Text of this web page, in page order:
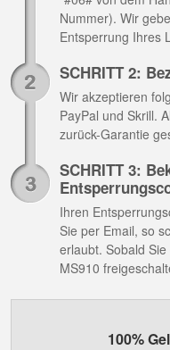
Nummer). Wir
Entsperrung Ihres
SCHRITT 2:
Wir akzeptieren
PayPal und Skrill.
zurück-Garantie
SCHRITT 3:
Ihren
Sie per Email, so
erlaubt. Sobald
MS910
100%